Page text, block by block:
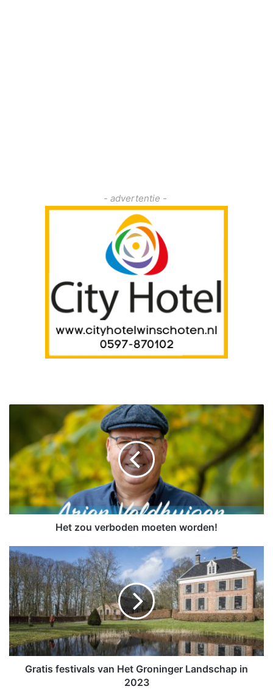
- advertentie -
o
v
e
r
d
e
n
m
o
e
t
e
n
Het zou verboden moeten worden!
G
r
a
t
i
s
f
e
s
Gratis festivals van Het Groninger Landschap in
2023